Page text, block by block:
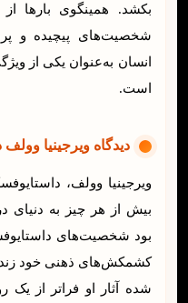
بکشد. همینگوی بارها
شخصیت‌های پیچیده و
انسان به‌عنوان یکی از
است.
دیدگاه ویرجینیا
ویرجینیا وولف،
بیش از هر چیز به دنیای
بود شخصیت‌های
کشمکش‌های ذهنی خود
شده آثار او فراتر از یک